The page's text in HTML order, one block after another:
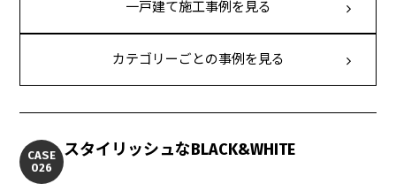
一戸建て施工事例を見る
カテゴリーごとの事例を見る
CASE
026
スタイリッシュなBLACK&WHITE